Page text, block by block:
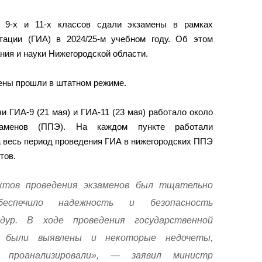
9-х и 11-х классов сдали экзамены в рамках
(ГИА) в 2024/25-м учебном году. Об этом
и науки Нижегородской области.
прошли в штатном режиме.
ГИА-9 (21 мая) и ГИА-11 (23 мая) работало около
(ППЭ). На каждом пункте работали
период проведения ГИА в нижегородских ППЭ
проведения экзаменов был тщательно
надежность и безопасность
В ходе проведения государственной
были выявлены и некоторые недочеты,
проанализировали», — заявил министр